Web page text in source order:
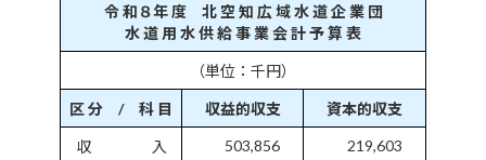
令 和８年 度 北 空 知 広 域 水 道 企 業 団
水 道 用 水 供 給 事 業 会 計 予 算 表
（単位：千円）
区 分 / 科 目 収益的収支 資本的収支
収 入 503,856 219,603